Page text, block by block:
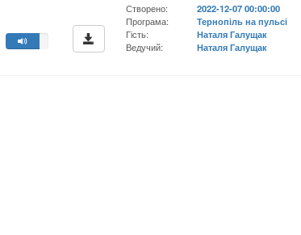
Створено:
2022-12-07 00:00:00
Програма:
Тернопіль на пульсі
Гість:
Наталя Галущак
Ведучий:
Наталя Галущак